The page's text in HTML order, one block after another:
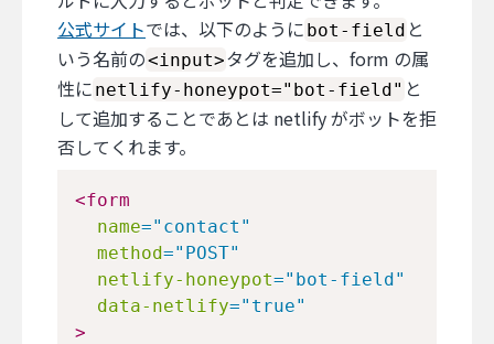
公式サイトでは、以下のように bot-field と
いう名前の<input>タグを追加し、form の属
性に netlify-honeypot="bot-field" と
して追加することであとは netlify がボットを拒
否してくれます。
<form
name=" contact "
method=" POST"
netlify-honeypot=" bot-field"
data-netlify=" true"
>